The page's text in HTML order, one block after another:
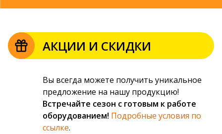
АКЦИИ И СКИДКИ
Вы всегда можете получить уникальное
предложение на нашу продукцию!
Встречайте сезон с готовым к работе
оборудованием! Подробные условия по
ссылке.